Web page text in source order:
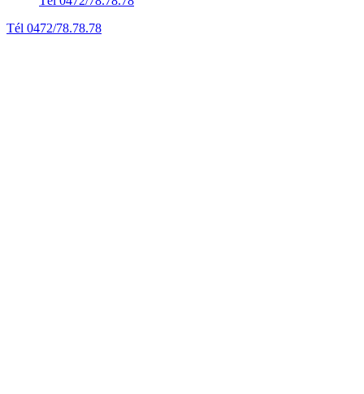
Tél 0472/78.78.78